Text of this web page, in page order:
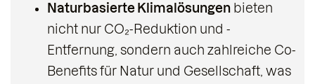
Naturbasierte Klimalösungen bieten
nicht nur CO₂-Reduktion und -
Entfernung, sondern auch zahlreiche Co-
Benefits für Natur und Gesellschaft, was